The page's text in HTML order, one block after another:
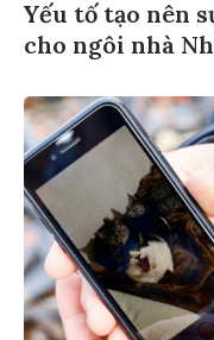
Yếu tố tạo nên
cho ngôi nhà